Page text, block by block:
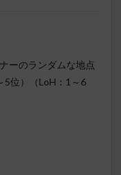
ーのランダムな地点
5位）（LoH：1～6